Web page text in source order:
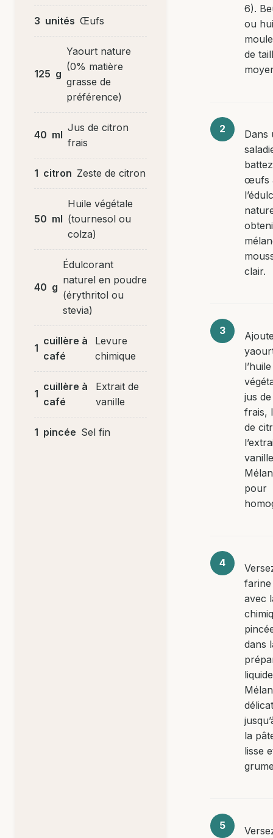
3 unités Œufs
125 g
Yaourt nature
(0% matière
grasse de
préférence)
40 ml
Jus de citron
frais
1 citron Zeste de citron
50 ml
Huile végétale
(tournesol ou
colza)
40 g
Édulcorant
naturel en poudre
(érythritol ou
stevia)
1
cuillère à
café
Levure
chimique
1
cuillère à
café
Extrait de
vanille
1 pincée Sel fin
6).
ou
de
Dans
œufs
clair.
l’huile
jus
frais,
de
pour
farine
avec
dans
la
lisse